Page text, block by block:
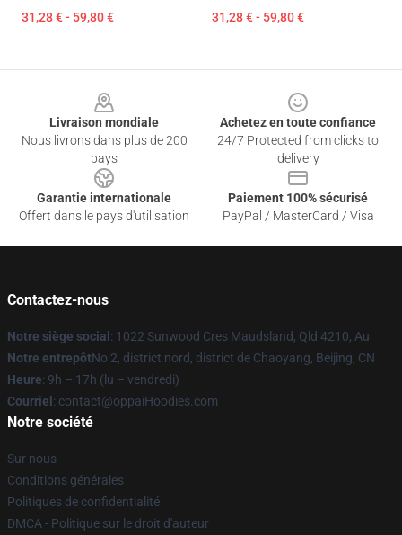
31,28 € - 59,80 € 31,28 € - 59,80 €
Livraison mondiale
Nous livrons dans plus de 200
pays
Achetez en toute confiance
24/7 Protected from clicks to
delivery
Garantie internationale
Offert dans le pays d'utilisation
Paiement 100% sécurisé
PayPal / MasterCard / Visa
Contactez-nous
Notre siège social : 1022 Sunwood Cres Maudsland, Qld 4210, Au
Notre entrepôtNo 2, district nord, district de Chaoyang, Beijing, CN
Heure: 9h – 17h (lu – vendredi)
Courriel : contact@oppaiHoodies.com
Notre société
Sur nous
Conditions générales
Politiques de confidentialité
DMCA - Politique sur le droit d'auteur